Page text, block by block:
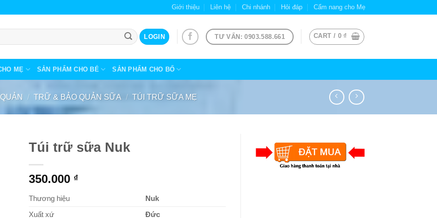
Giới thiệu Liên hệ Chi nhánh Hỏi đáp Cẩm nang cho Mẹ
LOGIN TƯ VẤN: 0903.588.661 CART / 0 ₫
MẸ SẢN PHẨM CHO BÉ SẢN PHẨM CHO BỐ
/ TRỮ & BẢO QUẢN SỮA / TÚI TRỮ SỮA MẸ
Túi trữ sữa Nuk
350.000 ₫
Thương hiệu Nuk
Xuất xứ Đức